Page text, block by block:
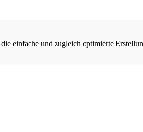
einfache und zugleich optimierte